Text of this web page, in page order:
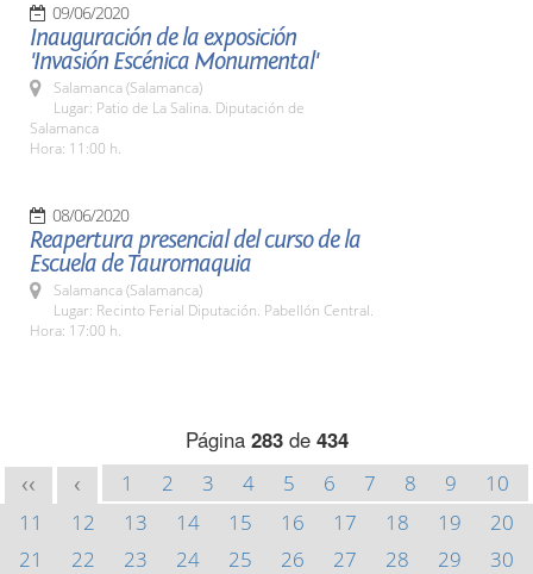
09/06/2020
Inauguración de la exposición
'Invasión Escénica Monumental'
Salamanca (Salamanca)
Lugar: Patio de La Salina. Diputación de
Salamanca
Hora: 11:00 h.
08/06/2020
Reapertura presencial del curso de la
Escuela de Tauromaquia
Salamanca (Salamanca)
Lugar: Recinto Ferial Diputación. Pabellón Central.
Hora: 17:00 h.
Página 283de 434
<< < 1 2 3 4 5 6 7 8 9
10
11
12 13 14 15 16 17 18 19
20
21
22 23 24 25 26 27 28 29
30